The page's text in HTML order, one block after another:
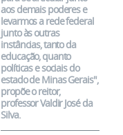
aos demais poderes e
levarmos a rede federal
junto às outras
instâncias, tanto da
educação, quanto
políticas e sociais do
estado de Minas Gerais",
propõe o reitor,
professor Valdir José da
Silva.